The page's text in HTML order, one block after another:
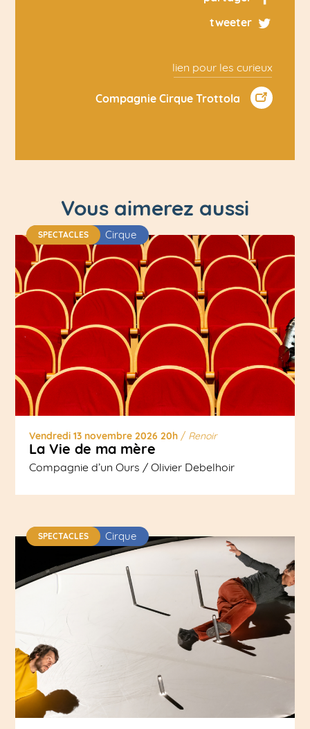
tweeter
lien pour les curieux
Compagnie Cirque Trottola
Vous aimerez aussi
Vendredi 13 novembre 2026 20h/ Renoir
La Vie de ma mère
Compagnie d’un Ours / Olivier Debelhoir
SPECTACLES Cirque
SPECTACLES Cirque